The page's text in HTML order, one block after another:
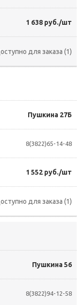
1 638 руб./шт
для заказа (1)
Пушкина 27Б
8(3822)65-14-48
1 552 руб./шт
для заказа (1)
Пушкина 56
8(3822)94-12-58